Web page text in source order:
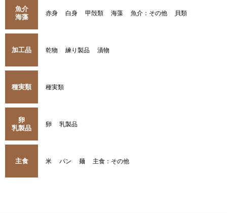
魚介
海藻
赤身 白身 甲殻類 海藻 魚介：その他 貝類
加工品 乾物 練り製品 漬物
種実類 種実類
卵
乳製品
卵 乳製品
主食 米 パン 麺 主食：その他